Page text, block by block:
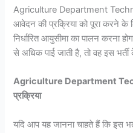
Agriculture Department
आवेदन की प्रक्रिया को पूरा करने के
निर्धारित आयुसीमा का पालन करना
से अधिक पाई जाती है, तो वह इस
Agriculture Department
प्रक्रिया
यदि आप यह जानना चाहते हैं कि इस